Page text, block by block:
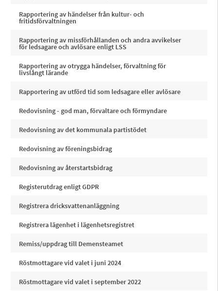
Rapportering av händelser från kultur- och
fritidsförvaltningen
Rapportering av missförhållanden och andra avvikelser
för ledsagare och avlösare enligt LSS
Rapportering av otrygga händelser, förvaltning för
livslångt lärande
Rapportering av utförd tid som ledsagare eller avlösare
Redovisning - god man, förvaltare och förmyndare
Redovisning av det kommunala partistödet
Redovisning av föreningsbidrag
Redovisning av återstartsbidrag
Registerutdrag enligt GDPR
Registrera dricksvattenanläggning
Registrera lägenhet i lägenhetsregistret
Remiss/uppdrag till Demensteamet
Röstmottagare vid valet i juni 2024
Röstmottagare vid valet i september 2022